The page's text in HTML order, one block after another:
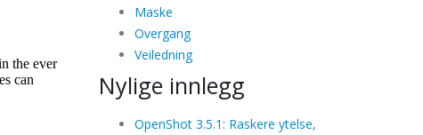
Maske
Overgang
Veiledning
Nylige innlegg
OpenShot 3.5.1: Raskere ytelse,